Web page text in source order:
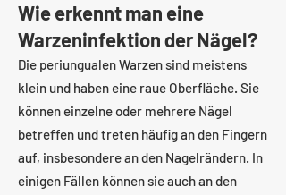
Wie erkennt man eine
Warzeninfektion der Nägel?
Die periungualen Warzen sind meistens
klein und haben eine raue Oberfläche. Sie
können einzelne oder mehrere Nägel
betreffen und treten häufig an den Fingern
auf, insbesondere an den Nagelrändern. In
einigen Fällen können sie auch an den